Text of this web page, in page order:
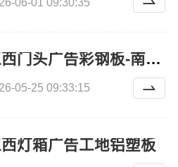
江西门头广告彩钢板-南昌恒辉广告
05-25 09:33:15
灯箱广告工地铝塑板